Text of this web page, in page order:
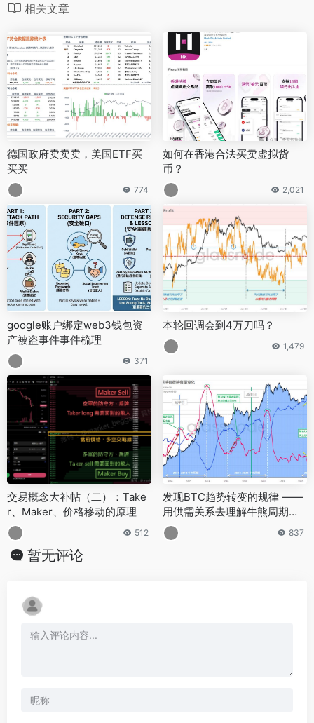
相关文章
德国政府卖卖卖，美国ETF买
买买
774
如何在香港合法买卖虚拟货
币？
2,021
google账户绑定web3钱包资
产被盗事件事件梳理
371
本轮回调会到4万刀吗？
1,479
交易概念大补帖（二）：Take
r、Maker、价格移动的原理
512
发现BTC趋势转变的规律 ——
用供需关系去理解牛熊周期的
底层逻辑
837
暂无评论